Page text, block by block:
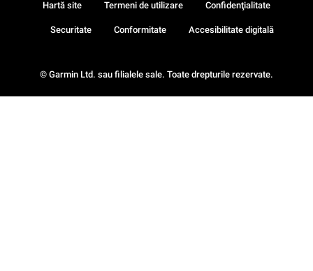
© Garmin Ltd. sau filialele sale. Toate drepturile rezervate.
Hartă site Termeni de utilizare Confidenţialitate
Securitate Conformitate Accesibilitate digitală